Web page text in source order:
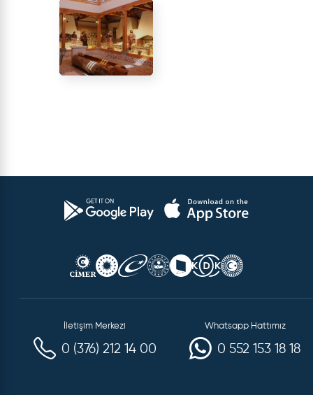
İletişim Merkezi
0 (376) 212 14 00
Whatsapp Hattımız
0 552 153 18 18